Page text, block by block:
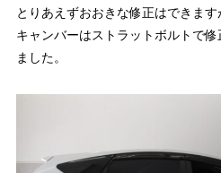
とりあえずおおきな修正はできます
キャンバーはストラットボルトで
ました。